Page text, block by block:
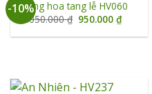
-10%Vòng hoa tang lễ HV060
1.050.000₫ Giá
gốc
là:
950.000₫Giá
tại